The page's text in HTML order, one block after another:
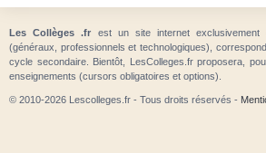
Les Collèges .fr est un site internet exclusivement
(généraux, professionnels et technologiques),
cycle secondaire. Bientôt, LesColleges.fr proposera,
enseignements (cursors obligatoires et options).
© 2010-2026 Lescolleges.fr - Tous droits réservés -